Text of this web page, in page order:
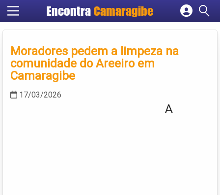
Encontra Camaragibe
Cadastrar empresa
Criar conta
Moradores pedem a limpeza na
comunidade do Areeiro em
Camaragibe
17/03/2026
A